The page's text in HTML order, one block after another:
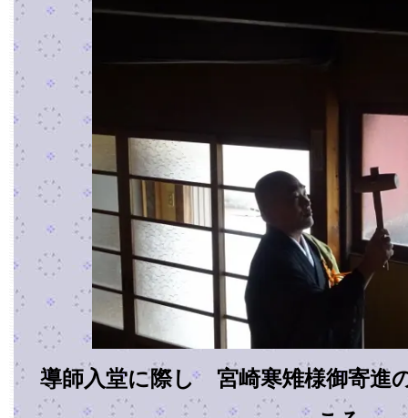
導師入堂に際し 宮崎寒雉様御寄進